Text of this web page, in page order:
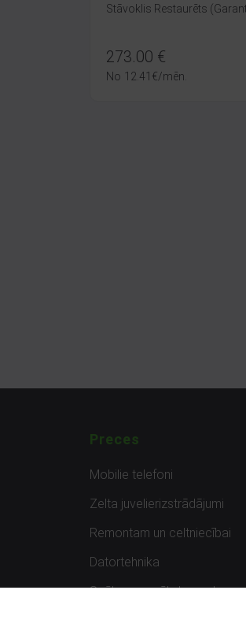
Stāvoklis Restaurēts
273.00 €
No 12.41 €/mēn.
Preces
Mobilie telefoni
Zelta juvelierizstrādājumi
Remontam un celtniecībai
Datortehnika
Spēles un spēļu konsoles